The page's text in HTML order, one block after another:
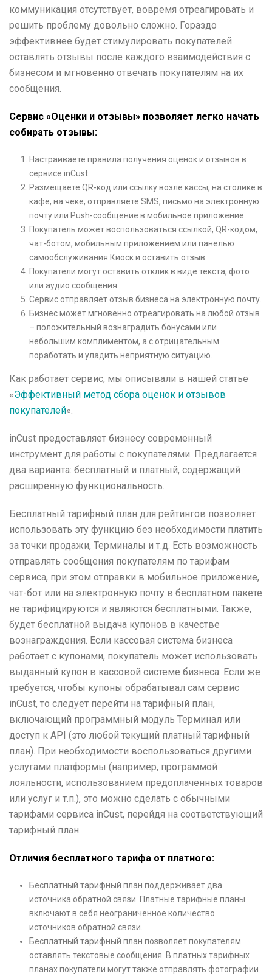
коммуникация отсутствует, вовремя отреагировать и
решить проблему довольно сложно. Гораздо
эффективнее будет стимулировать покупателей
оставлять отзывы после каждого взаимодействия с
бизнесом и мгновенно отвечать покупателям на их
сообщения.
Сервис «Оценки и отзывы» позволяет легко начать
собирать отзывы:
Настраиваете правила получения оценок и отзывов в
сервисе inCust
Размещаете QR-код или ссылку возле кассы, на столике в
кафе, на чеке, отправляете SMS, письмо на электронную
почту или Push-сообщение в мобильное приложение.
Покупатель может воспользоваться ссылкой, QR-кодом,
чат-ботом, мобильным приложением или панелью
самообслуживания Киоск и оставить отзыв.
Покупатели могут оставить отклик в виде текста, фото
или аудио сообщения.
Сервис отправляет отзыв бизнеса на электронную почту.
Бизнес может мгновенно отреагировать на любой отзыв
– положительный вознаградить бонусами или
небольшим комплиментом, а с отрицательным
поработать и уладить неприятную ситуацию.
Как работает сервис, мы описывали в нашей статье
«Эффективный метод сбора оценок и отзывов
покупателей«.
inCust предоставляет бизнесу современный
инструмент для работы с покупателями. Предлагается
два варианта: бесплатный и платный, содержащий
расширенную функциональность.
Бесплатный тарифный план для рейтингов позволяет
использовать эту функцию без необходимости платить
за точки продажи, Терминалы и т.д. Есть возможность
отправлять сообщения покупателям по тарифам
сервиса, при этом отправки в мобильное приложение,
чат-бот или на электронную почту в бесплатном пакете
не тарифицируются и являются бесплатными. Также,
будет бесплатной выдача купонов в качестве
вознаграждения. Если кассовая система бизнеса
работает с купонами, покупатель может использовать
выданный купон в кассовой системе бизнеса. Если же
требуется, чтобы купоны обрабатывал сам сервис
inCust, то следует перейти на тарифный план,
включающий программный модуль Терминал или
доступ к API (это любой текущий платный тарифный
план). При необходимости воспользоваться другими
услугами платформы (например, программой
лояльности, использованием предоплаченных товаров
или услуг и т.п.), это можно сделать с обычными
тарифами сервиса inCust, перейдя на соответствующий
тарифный план.
Отличия бесплатного тарифа от платного:
Бесплатный тарифный план поддерживает два
источника обратной связи. Платные тарифные планы
включают в себя неограниченное количество
источников обратной связи.
Бесплатный тарифный план позволяет покупателям
оставлять текстовые сообщения. В платных тарифных
планах покупатели могут также отправлять фотографии